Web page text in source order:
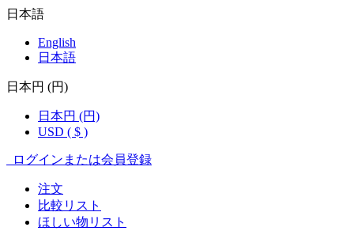
日本語
English
日本語
日本円 (円)
日本円 (円)
USD ( $ )
ログインまたは会員登録
注文
比較リスト
ほしい物リスト